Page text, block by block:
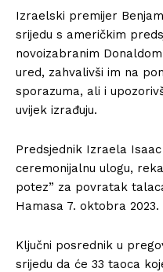
Izraelski premijer
srijedu s američkim
novoizabranim
ured, zahvalivši im na
sporazuma, ali i
uvijek izrađuju.
Predsjednik Izraela
ceremonijalnu ulogu,
potez” za povratak
Hamasa 7. oktobra
Ključni posrednik u
srijedu da će 33 taoca